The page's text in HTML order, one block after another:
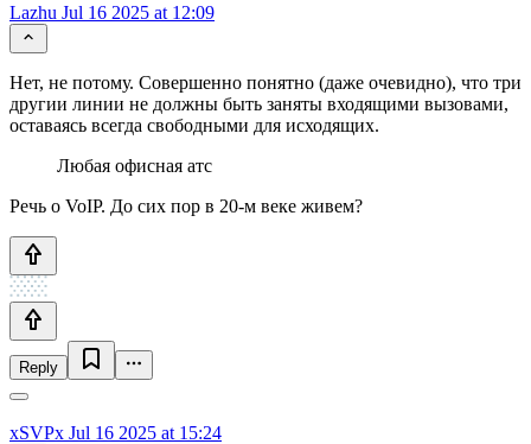
Lazhu Jul 16 2025 at 12:09
Нет, не потому. Совершенно понятно (даже очевидно), что три
другии линии не должны быть заняты входящими вызовами,
оставаясь всегда свободными для исходящих.
Любая офисная атс
Речь о VoIP. До сих пор в 20-м веке живем?
Reply
xSVPx Jul 16 2025 at 15:24